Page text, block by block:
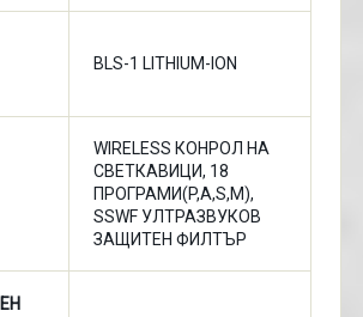
BLS-1 LITHIUM-ION
WIRELESS КОНРОЛ НА
СВЕТКАВИЦИ, 18
ПРОГРАМИ(P,A,S,M),
SSWF УЛТРАЗВУКОВ
ЗАЩИТЕН ФИЛТЪР